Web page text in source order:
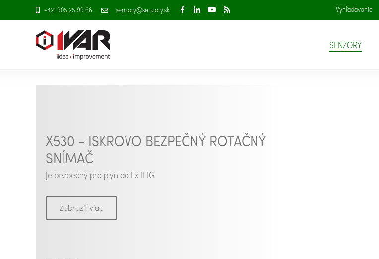
+421 905 25 99 66 senzory@senzory.sk
SENZORY
X530 - ISKROVO BEZPEČNÝ ROTAČNÝ
SNÍMAČ
Je bezpečný pre plyn do Ex II 1G
Zobraziť viac